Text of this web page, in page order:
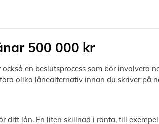
500 000 kr
en beslutsprocess som bör involvera
olika lånealternativ innan du skriver på
ditt lån. En liten skillnad i ränta, till